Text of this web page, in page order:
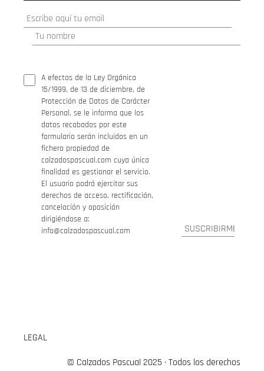
A efectos de la Ley Orgánica
15/1999, de 13 de diciembre, de
Protección de Datos de Carácter
Personal, se le informa que los
datos recabados por este
formulario serán incluidos en un
fichero propiedad de
calzadospascual.com cuya única
finalidad es gestionar el servicio.
El usuario podrá ejercitar sus
derechos de acceso, rectificación,
cancelación y oposición
dirigiéndose a:
info@calzadospascual.com
LEGAL
© Calzados Pascual 2025 · Todos los derechos